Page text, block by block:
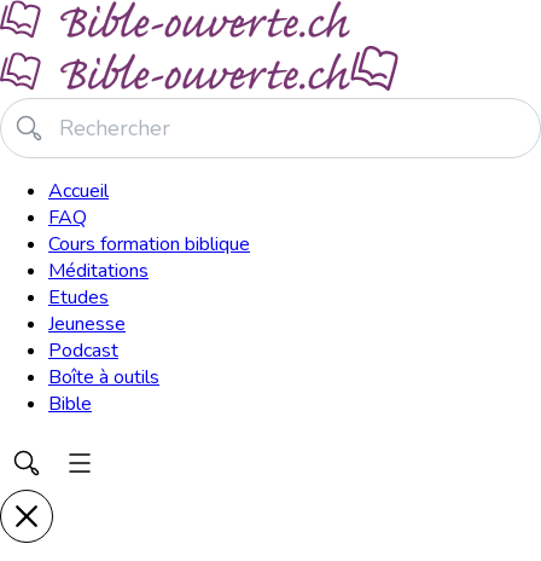
Accueil
FAQ
Cours formation biblique
Méditations
Etudes
Jeunesse
Podcast
Boîte à outils
Bible